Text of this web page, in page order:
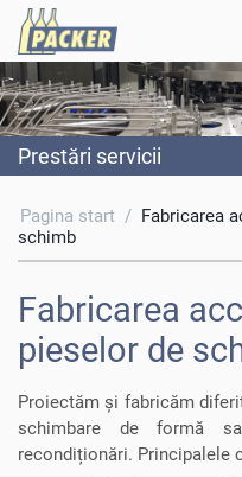
Prestări servicii
Pagina start / Fabricarea
schimb
Fabricarea
pieselor de
Proiectăm și fabricăm
schimbare de formă
recondiționări. Principalele